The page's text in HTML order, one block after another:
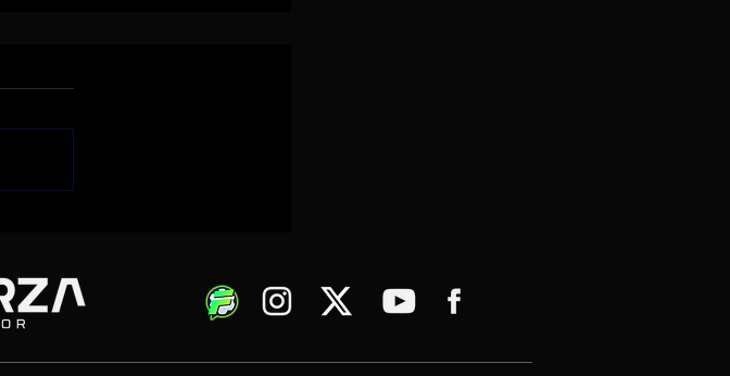
''Geleceğimizi Birlikte
Yazalım''